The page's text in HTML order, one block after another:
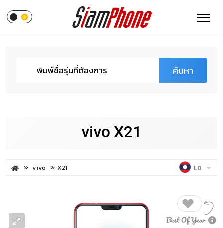
ค้นหา
vivo X21
vivo X21 LO